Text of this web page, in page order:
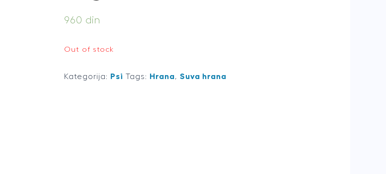
960 din
Out of stock
Kategorija: Psi Tags: Hrana, Suva hrana